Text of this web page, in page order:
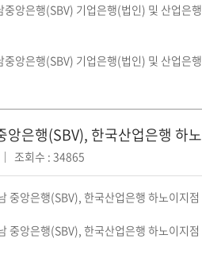
앙은행(SBV) 기업은행(법인) 및 산업
앙은행(SBV) 기업은행(법인) 및 산업
앙은행(SBV), 한국산업은행
조회수 : 34865
중앙은행(SBV), 한국산업은행 하노이지
중앙은행(SBV), 한국산업은행 하노이지